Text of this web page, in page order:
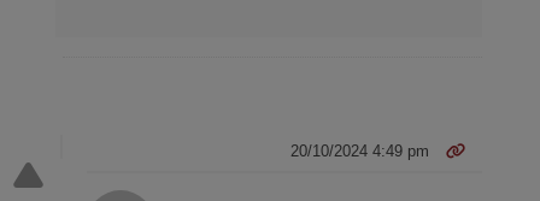
20/10/2024 4:49 pm